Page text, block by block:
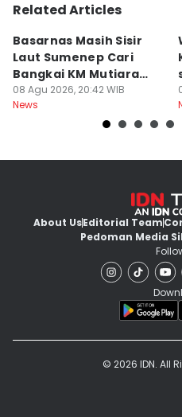
Related Articles
Basarnas Masih Sisir
Laut Sumenep Cari
Bangkai KM Mutiara
Sentosa II
08 Agu 2026, 20:42 WIB
News
About UsEditorial Team
Pedoman Media
© 2026 IDN. All